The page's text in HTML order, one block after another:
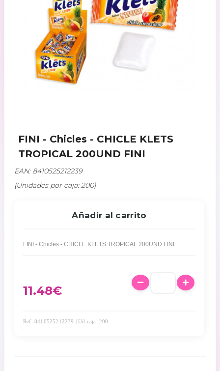
FINI - Chicles - CHICLE KLETS
TROPICAL 200UND FINI
EAN: 8410525212239
(Unidades por caja: 200)
Añadir al carrito
FINI - Chicles - CHICLE KLETS TROPICAL 200UND FINI
11.48€
Ref: 8410525212239 | Ud caja: 200